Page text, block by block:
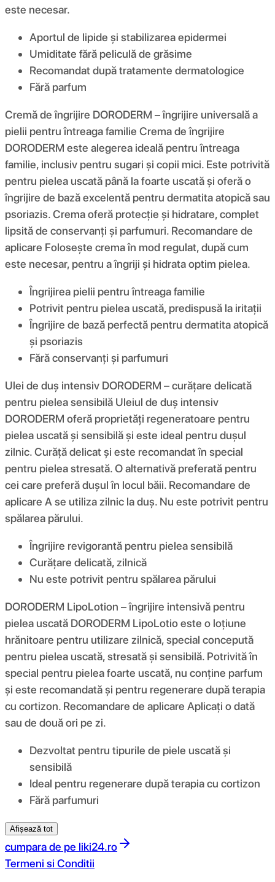
este necesar.
Aportul de lipide și stabilizarea epidermei
Umiditate fără peliculă de grăsime
Recomandat după tratamente dermatologice
Fără parfum
Cremă de îngrijire DORODERM – îngrijire universală a
pielii pentru întreaga familie Crema de îngrijire
DORODERM este alegerea ideală pentru întreaga
familie, inclusiv pentru sugari și copii mici. Este potrivită
pentru pielea uscată până la foarte uscată și oferă o
îngrijire de bază excelentă pentru dermatita atopică sau
psoriazis. Crema oferă protecție și hidratare, complet
lipsită de conservanți și parfumuri. Recomandare de
aplicare Folosește crema în mod regulat, după cum
este necesar, pentru a îngriji și hidrata optim pielea.
Îngrijirea pielii pentru întreaga familie
Potrivit pentru pielea uscată, predispusă la iritații
Îngrijire de bază perfectă pentru dermatita atopică
și psoriazis
Fără conservanți și parfumuri
Ulei de duș intensiv DORODERM – curățare delicată
pentru pielea sensibilă Uleiul de duș intensiv
DORODERM oferă proprietăți regeneratoare pentru
pielea uscată și sensibilă și este ideal pentru dușul
zilnic. Curăță delicat și este recomandat în special
pentru pielea stresată. O alternativă preferată pentru
cei care preferă dușul în locul băii. Recomandare de
aplicare A se utiliza zilnic la duș. Nu este potrivit pentru
spălarea părului.
Îngrijire revigorantă pentru pielea sensibilă
Curățare delicată, zilnică
Nu este potrivit pentru spălarea părului
DORODERM LipoLotion – îngrijire intensivă pentru
pielea uscată DORODERM LipoLotio este o loțiune
hrănitoare pentru utilizare zilnică, special concepută
pentru pielea uscată, stresată și sensibilă. Potrivită în
special pentru pielea foarte uscată, nu conține parfum
și este recomandată și pentru regenerare după terapia
cu cortizon. Recomandare de aplicare Aplicați o dată
sau de două ori pe zi.
Dezvoltat pentru tipurile de piele uscată și
sensibilă
Ideal pentru regenerare după terapia cu cortizon
Fără parfumuri
Afișează tot
cumpara de pe liki24.ro
Termeni si Conditii